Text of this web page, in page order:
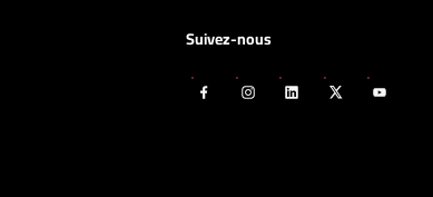
Suivez-nous